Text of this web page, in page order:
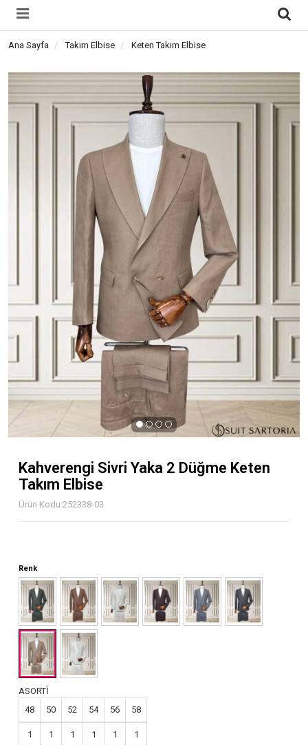
Ana Sayfa Takım Elbise Keten Takım Elbise
Kahverengi Sivri Yaka 2 Düğme Keten
Takım Elbise
252338-03
Renk
ASORTİ
48
50 52 54 56 58
1 1 1 1 1 1